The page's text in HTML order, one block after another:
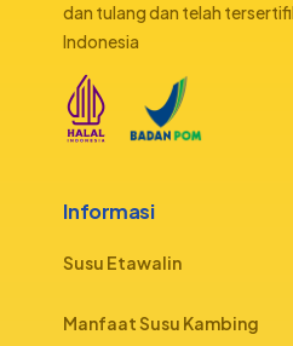
dan tulang dan telah
Indonesia
Informasi
Susu Etawalin
Manfaat Susu Kambing